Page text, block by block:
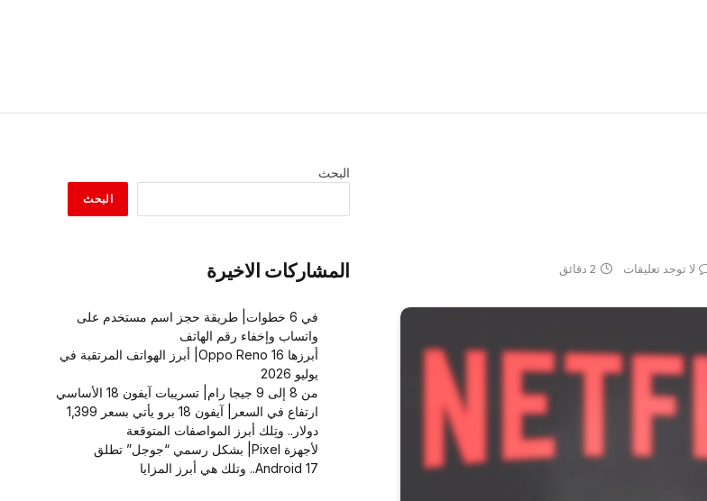
لا توجد تعليقات 2 دقائق
البحث
البحث
المشاركات الاخيرة
في 6 خطوات| طريقة حجز اسم مستخدم على
واتساب وإخفاء رقم الهاتف
أبرزها Oppo Reno 16| أبرز الهواتف المرتقبة في
يوليو 2026
من 8 إلى 9 جيجا رام| تسريبات آيفون 18 الأساسي
ارتفاع في السعر| آيفون 18 برو يأتي بسعر 1,399
دولار.. وتِلك أبرز المواصفات المتوقعة
لأجهزة Pixel| بشكل رسمي “جوجل” تطلق
Android 17.. وتلك هي أبرز المزايا